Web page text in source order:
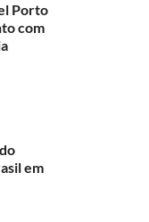
Porto
com
em